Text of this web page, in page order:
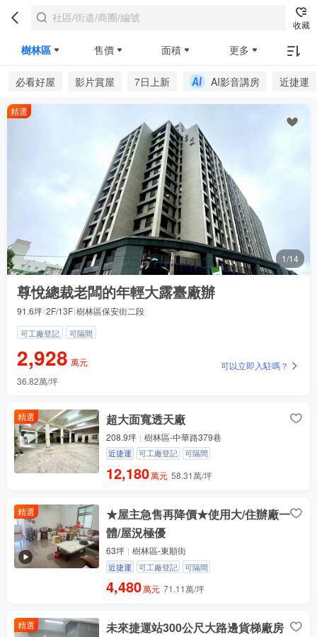
收藏
樹林區 售價 面積 更多
必看好屋 影片賞屋 7日上新 AI影音講房 近捷運
1/14
精選
尊悅總裁老闆的年輕大露臺廠辦
91.6坪 2F/13F 樹林區保安街二段
可工廠登記 可隔間
2,928 萬元
36.82萬/坪
可以立即入駐嗎？
精選 超大面寬透天廠
208.9坪 樹林區-中華路379巷
近捷運 可工廠登記 可隔間
12,180萬元 58.31萬/坪
精選
★屋主急售再降價★使用大/住辦廠一
體/屋況極優
63坪 樹林區-東順街
近捷運 可工廠登記 可隔間
4,480萬元 71.11萬/坪
精選 未來捷運站300公尺大路邊貨梯廠房